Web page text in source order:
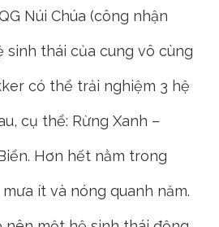
Núi Chúa (công nhận
sinh thái của cung vô cùng
có thể trải nghiệm 3 hệ
cụ thể: Rừng Xanh –
Hơn hết nằm trong
ít và nóng quanh năm.